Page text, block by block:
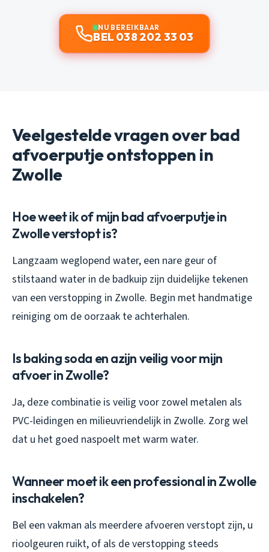
NU BEREIKBAAR
BEL 038 202 33 03
Veelgestelde vragen over bad
afvoerputje ontstoppen in
Zwolle
Hoe weet ik of mijn bad afvoerputje in
Zwolle verstopt is?
Langzaam weglopend water, een nare geur of
stilstaand water in de badkuip zijn duidelijke tekenen
van een verstopping in Zwolle. Begin met handmatige
reiniging om de oorzaak te achterhalen.
Is baking soda en azijn veilig voor mijn
afvoer in Zwolle?
Ja, deze combinatie is veilig voor zowel metalen als
PVC-leidingen en milieuvriendelijk in Zwolle. Zorg wel
dat u het goed naspoelt met warm water.
Wanneer moet ik een professional in Zwolle
inschakelen?
Bel een vakman als meerdere afvoeren verstopt zijn, u
rioolgeuren ruikt, of als de verstopping steeds